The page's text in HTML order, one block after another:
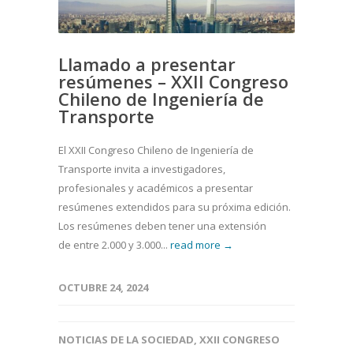
Llamado a presentar
resúmenes – XXII Congreso
Chileno de Ingeniería de
Transporte
El XXII Congreso Chileno de Ingeniería de
Transporte invita a investigadores,
profesionales y académicos a presentar
resúmenes extendidos para su próxima edición.
Los resúmenes deben tener una extensión
de entre 2.000 y 3.000... read more →
OCTUBRE 24, 2024
NOTICIAS DE LA SOCIEDAD, XXII CONGRESO